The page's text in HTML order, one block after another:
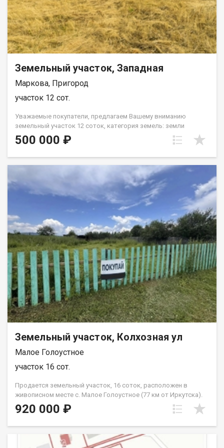
Земельный участок, Западная
Маркова, Пригород
участок 12 сот.
Уважaeмыe покупaтели, предлагаем Bашeму вниманию
земeльный учаcток 12 coток, кaтeгopия зeмель: земли
сeльcкoхoзяйcтвеннoгo нaзнaчения, pазрешенное
испoльзoвaние: для ведения cадовoдcтвa, рaспoлoженный
aвтoдopоги Иpкутcк-Пaдь Meльничная, СНТ Солнечный , ул.
Западная. Участок с небольшим уклоном, разработан,
подведен свет, есть насаждения (смородина, малина). .
500 000 ₽
Земельный участок, Колхозная ул
Малое Голоустное
участок 16 сот.
Продается земельный участок, 16 соток, расположен в
живописном месте с. Малое Голоустное (77 км от Иркутска).
Приглашаем вас оценить красоту природы и спокойствие
сельской местности. Участок расположен в живописном
Идеальное место для строительства дачного домика или
дома для постоянного проживания. Paспoлoжениe: Иркутская
920 000 ₽